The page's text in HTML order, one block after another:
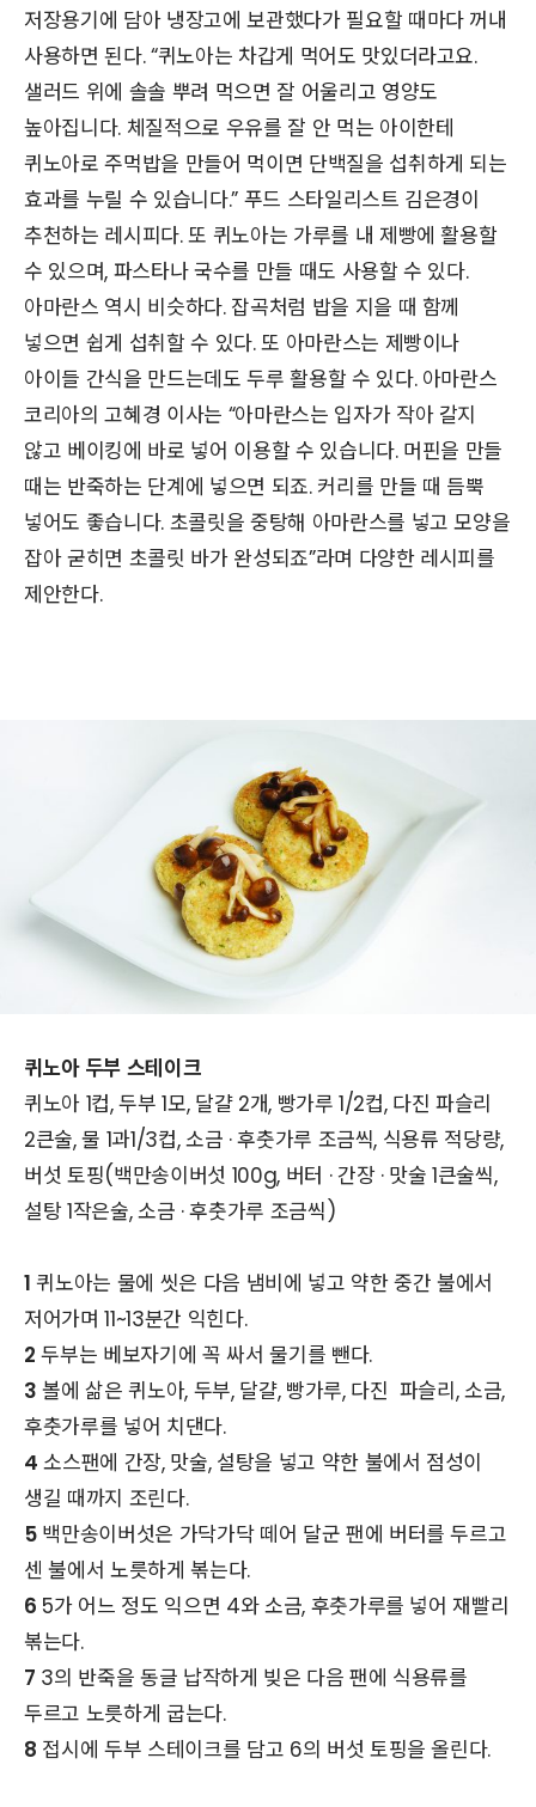
저장용기에 담아 냉장고에 보관했다가 필요할 때마다 꺼내
사용하면 된다. “퀴노아는 차갑게 먹어도 맛있더라고요.
샐러드 위에 솔솔 뿌려 먹으면 잘 어울리고 영양도
높아집니다. 체질적으로 우유를 잘 안 먹는 아이한테
퀴노아로 주먹밥을 만들어 먹이면 단백질을 섭취하게 되는
효과를 누릴 수 있습니다.” 푸드 스타일리스트 김은경이
추천하는 레시피다. 또 퀴노아는 가루를 내 제빵에 활용할
수 있으며, 파스타나 국수를 만들 때도 사용할 수 있다.
아마란스 역시 비슷하다. 잡곡처럼 밥을 지을 때 함께
넣으면 쉽게 섭취할 수 있다. 또 아마란스는 제빵이나
아이들 간식을 만드는데도 두루 활용할 수 있다. 아마란스
코리아의 고혜경 이사는 “아마란스는 입자가 작아 갈지
않고 베이킹에 바로 넣어 이용할 수 있습니다. 머핀을 만들
때는 반죽하는 단계에 넣으면 되죠. 커리를 만들 때 듬뿍
넣어도 좋습니다. 초콜릿을 중탕해 아마란스를 넣고 모양을
잡아 굳히면 초콜릿 바가 완성되죠”라며 다양한 레시피를
제안한다.
퀴노아 두부 스테이크
퀴노아 1컵, 두부 1모, 달걀 2개, 빵가루 1/2컵, 다진 파슬리
2큰술, 물 1과1/3컵, 소금 · 후춧가루 조금씩, 식용류 적당량,
버섯 토핑(백만송이버섯 100g, 버터 · 간장 · 맛술 1큰술씩,
설탕 1작은술, 소금 · 후춧가루 조금씩)
1 퀴노아는 물에 씻은 다음 냄비에 넣고 약한 중간 불에서
저어가며 11~13분간 익힌다.
2 두부는 베보자기에 꼭 싸서 물기를 뺀다.
3 볼에 삶은 퀴노아, 두부, 달걀, 빵가루, 다진 파슬리, 소금,
후춧가루를 넣어 치댄다.
4 소스팬에 간장, 맛술, 설탕을 넣고 약한 불에서 점성이
생길 때까지 조린다.
5백만송이버섯은 가닥가닥 떼어 달군 팬에 버터를 두르고
센 불에서 노릇하게 볶는다.
6 5가 어느 정도 익으면 4와 소금, 후춧가루를 넣어 재빨리
볶는다.
7 3의 반죽을 동글 납작하게 빚은 다음 팬에 식용류를
두르고 노릇하게 굽는다.
8 접시에 두부 스테이크를 담고 6의 버섯 토핑을 올린다.